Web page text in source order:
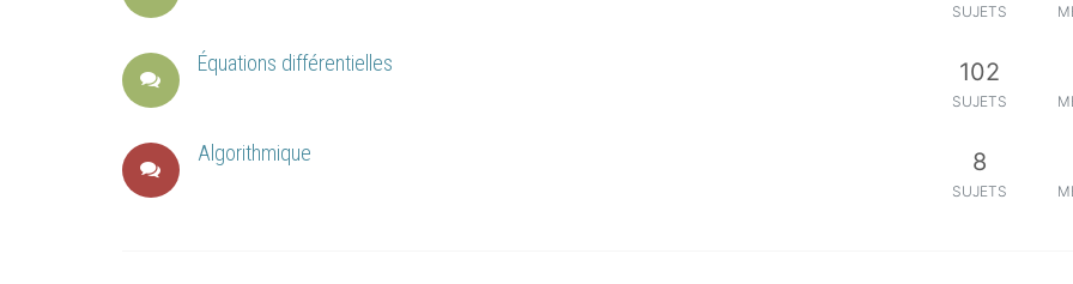
SUJETS
Équations différentielles 102
SUJETS
Algorithmique 8
SUJETS